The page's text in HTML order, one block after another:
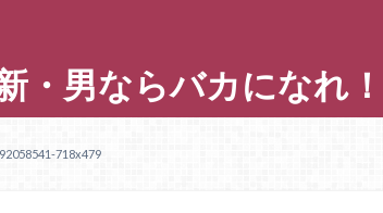
・男ならバカになれ
718x479